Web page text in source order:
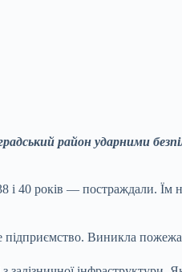
район ударними
40 років — постраждали. Їм
підприємство. Виникла